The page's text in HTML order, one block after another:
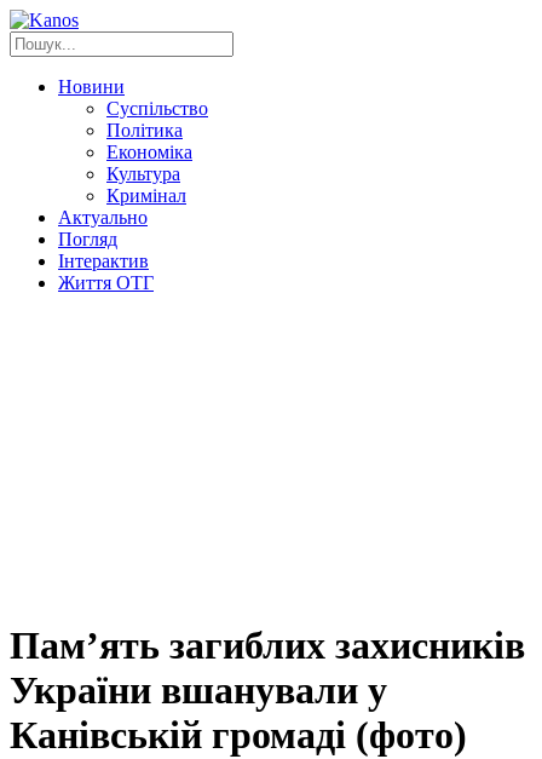
Новини
Суспільство
Політика
Економіка
Культура
Кримінал
Актуально
Погляд
Інтерактив
Життя ОТГ
Пам’ять загиблих захисників
України вшанували у
Канівській громаді (фото)